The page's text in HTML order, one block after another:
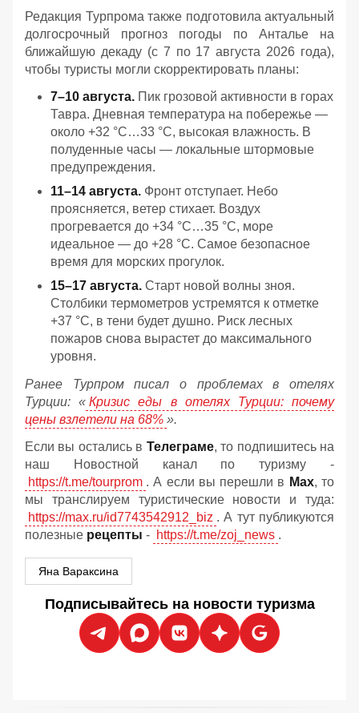
Редакция Турпрома также подготовила актуальный
долгосрочный прогноз погоды по Анталье на
ближайшую декаду (с 7 по 17 августа 2026 года),
чтобы туристы могли скорректировать планы:
7–10 августа. Пик грозовой активности в горах
Тавра. Дневная температура на побережье —
около +32 °C…33 °C, высокая влажность. В
полуденные часы — локальные штормовые
предупреждения.
11–14 августа. Фронт отступает. Небо
проясняется, ветер стихает. Воздух
прогревается до +34 °C…35 °C, море
идеальное — до +28 °C. Самое безопасное
время для морских прогулок.
15–17 августа. Старт новой волны зноя.
Столбики термометров устремятся к отметке
+37 °C, в тени будет душно. Риск лесных
пожаров снова вырастет до максимального
уровня.
Ранее Турпром писал о проблемах в отелях
Турции: « Кризис еды в отелях Турции: почему
цены взлетели на 68% ».
Если вы остались в Телеграме, то подпишитесь на
наш Новостной канал по туризму -
https://t.me/tourprom . А если вы перешли в Мах, то
мы транслируем туристические новости и туда:
https://max.ru/id7743542912_biz . А тут публикуются
полезные рецепты - https://t.me/zoj_news .
Яна Вараксина
Подписывайтесь на новости туризма